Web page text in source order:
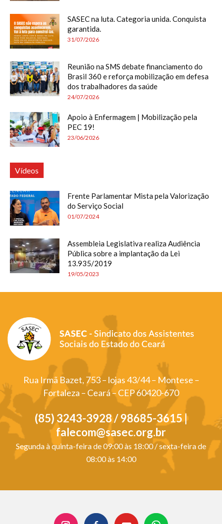
SASEC na luta. Categoria unida. Conquista
garantida.
31/07/2026
Reunião na SMS debate financiamento do
Brasil 360 e reforça mobilização em defesa
dos trabalhadores da saúde
24/07/2026
Apoio à Enfermagem | Mobilização pela
PEC 19!
23/06/2026
Vídeos
Frente Parlamentar Mista pela Valorização
do Serviço Social
01/07/2024
Assembleia Legislativa realiza Audiência
Pública sobre a implantação da Lei
13.935/2019
19/05/2023
Rua Irmã Bazet, 753 – lojas 43/44 – Montese –
Fortaleza – Ceará – CEP 60420-670
(85) 3243-3928 / 98685-3615 |
falecom@sasec.org.br
Segunda à quinta-feira de 09:00 às 18:00 / sexta-feira de
08:00 às 14:00